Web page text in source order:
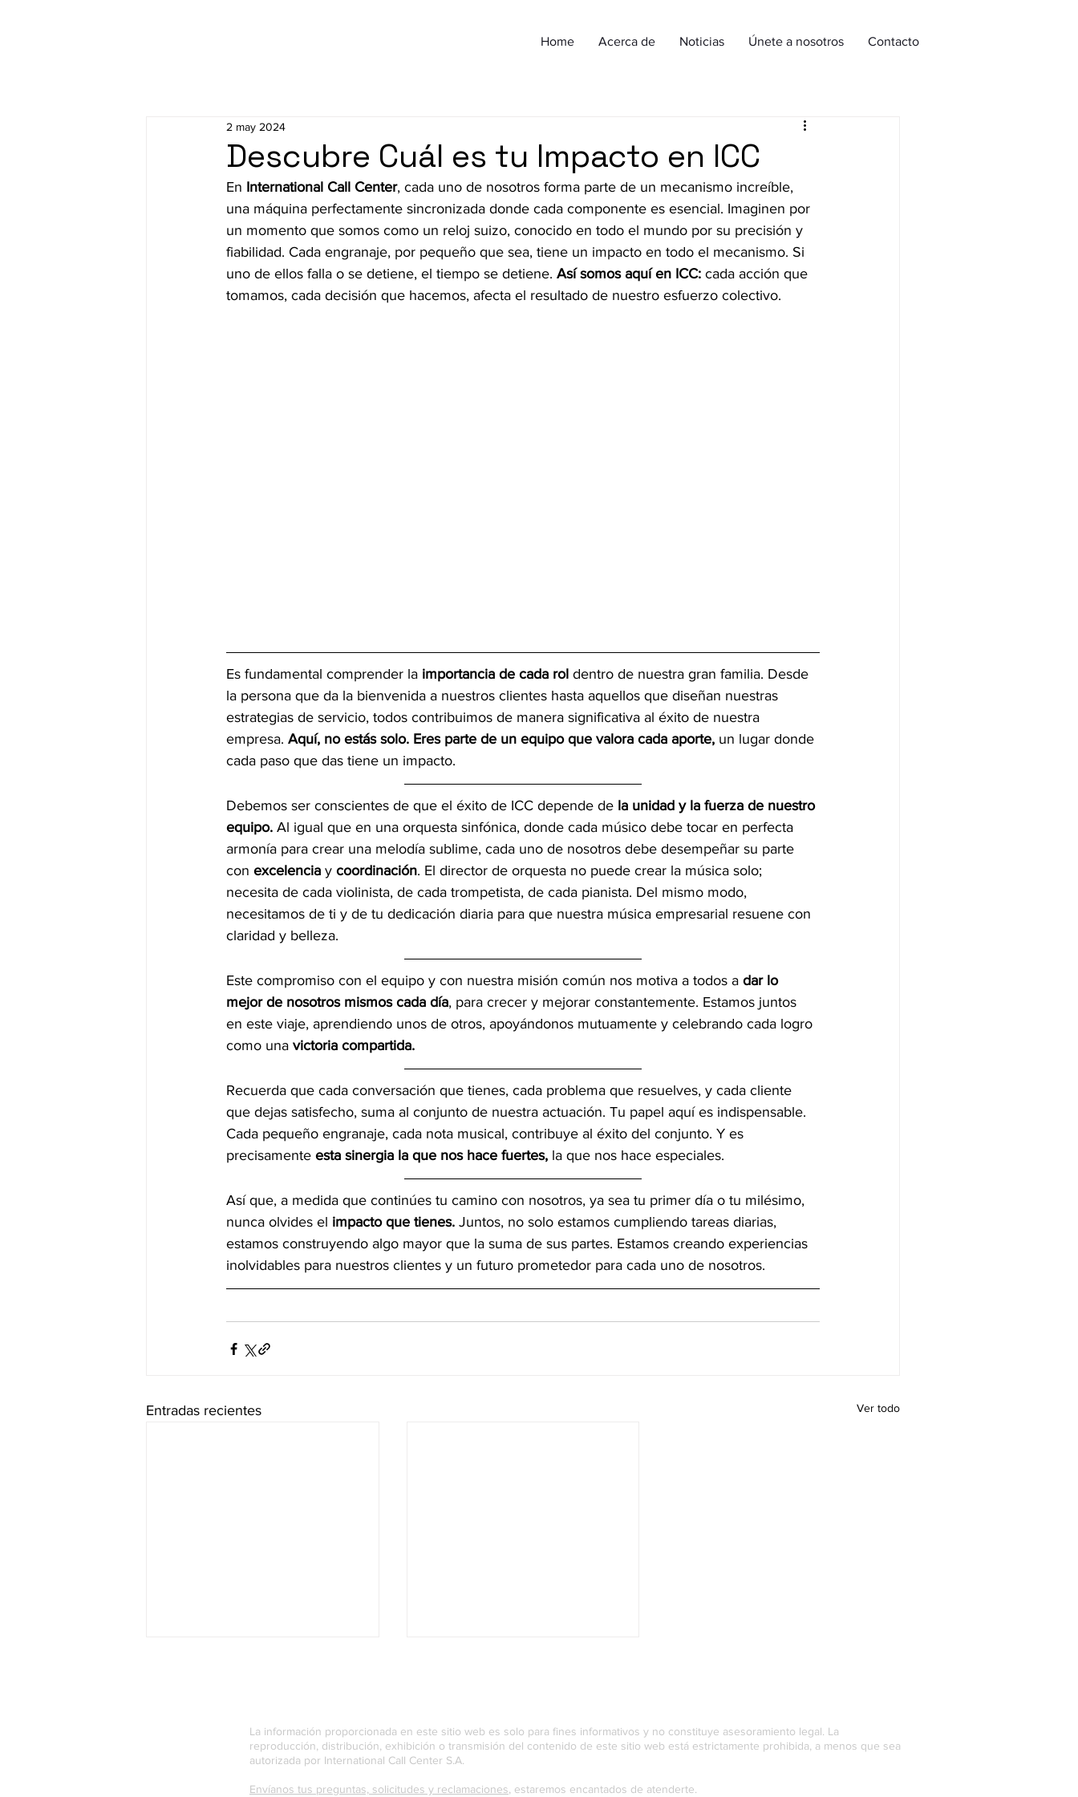
Home Acerca de Noticias Únete a nosotros Contacto
Descubre Cuál es tu Impacto en ICC
2 may 2024
En International Call Center, cada uno de nosotros forma parte de un mecanismo increíble,
una máquina perfectamente sincronizada donde cada componente es esencial. Imaginen por
un momento que somos como un reloj suizo, conocido en todo el mundo por su precisión y
fiabilidad. Cada engranaje, por pequeño que sea, tiene un impacto en todo el mecanismo. Si
uno de ellos falla o se detiene, el tiempo se detiene. Así somos aquí en ICC: cada acción que
tomamos, cada decisión que hacemos, afecta el resultado de nuestro esfuerzo colectivo.
Es fundamental comprender la importancia de cada rol dentro de nuestra gran familia. Desde
la persona que da la bienvenida a nuestros clientes hasta aquellos que diseñan nuestras
estrategias de servicio, todos contribuimos de manera significativa al éxito de nuestra
empresa. Aquí, no estás solo. Eres parte de un equipo que valora cada aporte, un lugar donde
cada paso que das tiene un impacto.
Debemos ser conscientes de que el éxito de ICC depende de la unidad y la fuerza de nuestro
equipo. Al igual que en una orquesta sinfónica, donde cada músico debe tocar en perfecta
armonía para crear una melodía sublime, cada uno de nosotros debe desempeñar su parte
con excelencia y coordinación. El director de orquesta no puede crear la música solo;
necesita de cada violinista, de cada trompetista, de cada pianista. Del mismo modo,
necesitamos de ti y de tu dedicación diaria para que nuestra música empresarial resuene con
claridad y belleza.
Este compromiso con el equipo y con nuestra misión común nos motiva a todos a dar lo
mejor de nosotros mismos cada día, para crecer y mejorar constantemente. Estamos juntos
en este viaje, aprendiendo unos de otros, apoyándonos mutuamente y celebrando cada logro
como una victoria compartida.
Recuerda que cada conversación que tienes, cada problema que resuelves, y cada cliente
que dejas satisfecho, suma al conjunto de nuestra actuación. Tu papel aquí es indispensable.
Cada pequeño engranaje, cada nota musical, contribuye al éxito del conjunto. Y es
precisamente esta sinergia la que nos hace fuertes, la que nos hace especiales.
Así que, a medida que continúes tu camino con nosotros, ya sea tu primer día o tu milésimo,
nunca olvides el impacto que tienes. Juntos, no solo estamos cumpliendo tareas diarias,
estamos construyendo algo mayor que la suma de sus partes. Estamos creando experiencias
inolvidables para nuestros clientes y un futuro prometedor para cada uno de nosotros.
Entradas recientes Ver todo
La información proporcionada en este sitio web es solo para fines informativos y no constituye asesoramiento legal. La
reproducción, distribución, exhibición o transmisión del contenido de este sitio web está estrictamente prohibida, a menos que sea
autorizada por International Call Center S.A.
Envíanos tus preguntas, solicitudes y reclamaciones , estaremos encantados de atenderte.